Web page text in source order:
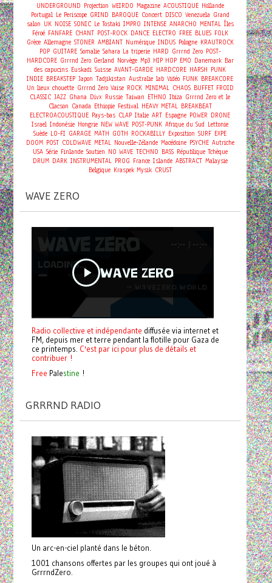
UNDERGROUND Projection WEIRDO Magazine ACOUSTIQUE Hollande
Portugal Le Periscope GRIND BAROQUE Concert DISCO Venezuela Grand
salon UK NOISE SONIC Le Tostaki IMPRO INTENSE ANARCHO MENTAL Îles
Féroé FANFARE CHANT POST-ROCK DANCE ELECTRO FREE BLUES FOLK
Grèce Allemagne STONER AMBIANT Numérique INDUS Pologne KRAUTROCK
POP GUITARE Somalie Sahara La triperie HARD Grrrnd Zero POST-
HARDCORE Grrrnd Zero Gerland Norvège Mp3 HIP HOP EMO Danemark Bar
des capucins Euskadi Suisse AVANT-GARDE HARDCORE HARSH PUNK
INDIE BREAKSTEP Japon Tadjikistan Australie lab Vidéo FUNK BREAKCORE
Un lieux chouette Grrrnd Zero Vaise ROCK MINIMAL CHAOS BUFFET FROID
CLASSIC JAZZ Ghana Divx Russie Taiwan ETHNO Ibiza Grrrnd Zero et le
Clacson Canada Ethiopie Festival HEAVY METAL BREAKBEAT
ELECTROACOUSTIQUE Pays-bas CLAP Italie ART Espagne POWER DRONE
Israel Indonésie Hongrie NEW WAVE POST-PUNK Afrique du Sud Lettonie
Suède LO-FI GARAGE MATH GOTH ROCKABILLY Exposition SURF EXPE
DOOM POST COLDWAVE METAL Nouvelle-Zélande Macédoine PSYCHE Autriche
USA Série Finlande Soutien NO WAVE TECHNO BASS République Tchèque
DRUM DARK INSTRUMENTAL PROG France Islande ABSTRACT Malaysie
Belgique Kraspek Mysik CRUST
WAVE ZERO
Radio collective et indépendante diffusée via internet et
FM, depuis mer et terre pendant la flotille pour Gaza de
ce printemps. C'est par ici pour plus de détails et
contribuer !
Free Palestine !
GRRRND RADIO
Un arc-en-ciel planté dans le béton.
1001 chansons offertes par les groupes qui ont joué à
GrrrndZero.